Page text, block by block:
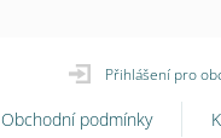
Přihlášení pro
Obchodní podmínky